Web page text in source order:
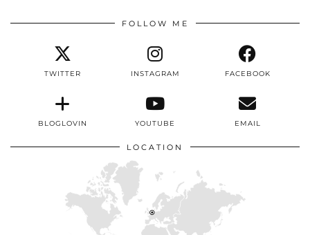
FOLLOW ME
TWITTER INSTAGRAM FACEBOOK
BLOGLOVIN YOUTUBE EMAIL
LOCATION